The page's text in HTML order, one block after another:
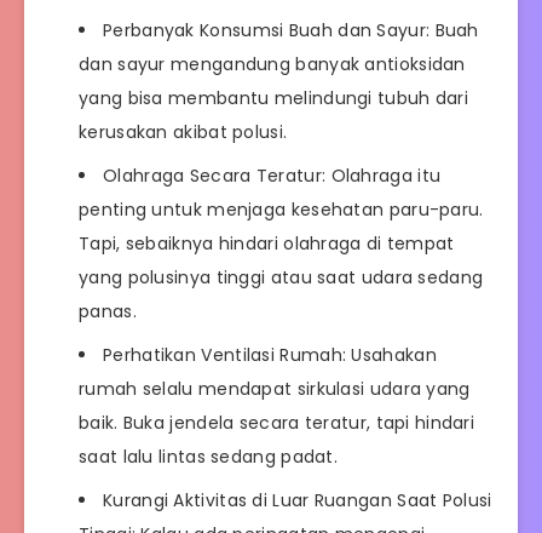
Perbanyak Konsumsi Buah dan Sayur: Buah
dan sayur mengandung banyak antioksidan
yang bisa membantu melindungi tubuh dari
kerusakan akibat polusi.
Olahraga Secara Teratur: Olahraga itu
penting untuk menjaga kesehatan paru-paru.
Tapi, sebaiknya hindari olahraga di tempat
yang polusinya tinggi atau saat udara sedang
panas.
Perhatikan Ventilasi Rumah: Usahakan
rumah selalu mendapat sirkulasi udara yang
baik. Buka jendela secara teratur, tapi hindari
saat lalu lintas sedang padat.
Kurangi Aktivitas di Luar Ruangan Saat Polusi